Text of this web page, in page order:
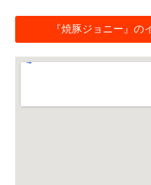
『焼豚ジョニー』の